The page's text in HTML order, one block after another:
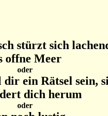
stürzt sich
offne Meer
oder
ein Rätsel sein,
dich herum
oder